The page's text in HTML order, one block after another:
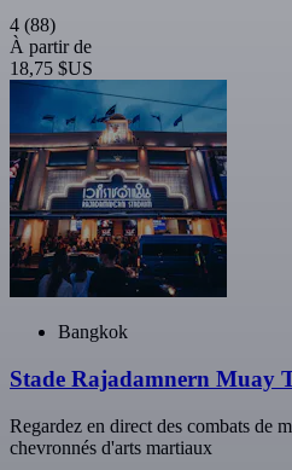
4 (88)
À partir de
18,75 $US
Bangkok
Stade Rajadamnern Muay
Regardez en direct des combats de
chevronnés d'arts martiaux